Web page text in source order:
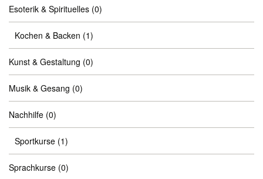
Esoterik & Spirituelles (0)
Kochen & Backen (1)
Kunst & Gestaltung (0)
Musik & Gesang (0)
Nachhilfe (0)
Sportkurse (1)
Sprachkurse (0)